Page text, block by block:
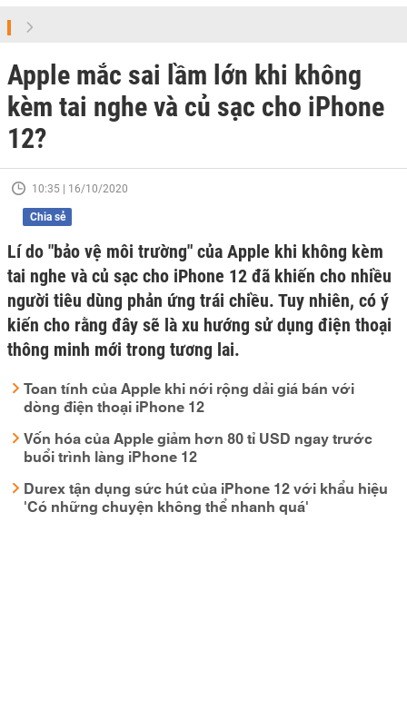
Apple mắc sai lầm lớn khi không
kèm tai nghe và củ sạc cho iPhone
12?
10:35 | 16/10/2020
Chia sẻ
Lí do "bảo vệ môi trường" của Apple khi không kèm
tai nghe và củ sạc cho iPhone 12 đã khiến cho nhiều
người tiêu dùng phản ứng trái chiều. Tuy nhiên, có ý
kiến cho rằng đây sẽ là xu hướng sử dụng điện thoại
thông minh mới trong tương lai.
Toan tính của Apple khi nới rộng dải giá bán với
dòng điện thoại iPhone 12
Vốn hóa của Apple giảm hơn 80 tỉ USD ngay trước
buổi trình làng iPhone 12
Durex tận dụng sức hút của iPhone 12 với khẩu hiệu
'Có những chuyện không thể nhanh quá'